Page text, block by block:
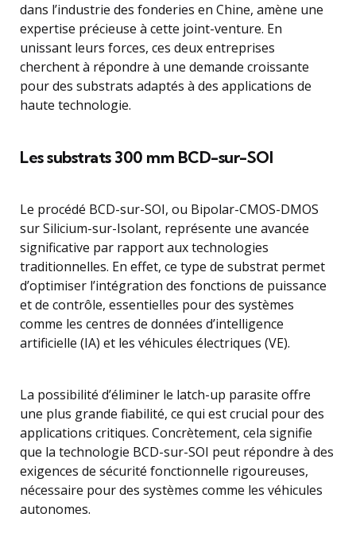
dans l’industrie des fonderies en Chine, amène une
expertise précieuse à cette joint-venture. En
unissant leurs forces, ces deux entreprises
cherchent à répondre à une demande croissante
pour des substrats adaptés à des applications de
haute technologie.
Les substrats 300 mm BCD-sur-SOI
Le procédé BCD-sur-SOI, ou Bipolar-CMOS-DMOS
sur Silicium-sur-Isolant, représente une avancée
significative par rapport aux technologies
traditionnelles. En effet, ce type de substrat permet
d’optimiser l’intégration des fonctions de puissance
et de contrôle, essentielles pour des systèmes
comme les centres de données d’intelligence
artificielle (IA) et les véhicules électriques (VE).
La possibilité d’éliminer le latch-up parasite offre
une plus grande fiabilité, ce qui est crucial pour des
applications critiques. Concrètement, cela signifie
que la technologie BCD-sur-SOI peut répondre à des
exigences de sécurité fonctionnelle rigoureuses,
nécessaire pour des systèmes comme les véhicules
autonomes.